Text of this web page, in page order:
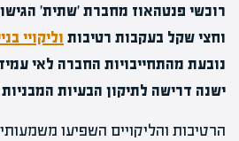
רוכשי פנטהאוז מחברת 'שתית'
וחצי שקל בעקבות רטיבות וליקויי
נובעת מהתחייבויות החברה לאי
ישנה דרישה לתיקון הבעיות
הרטיבות והליקויים השפיעו